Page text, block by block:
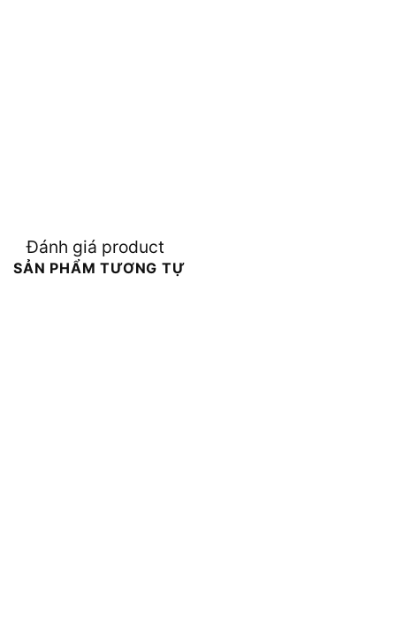
Đánh giá product
SẢN PHẨM TƯƠNG TỰ